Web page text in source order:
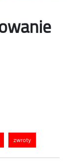
zwroty